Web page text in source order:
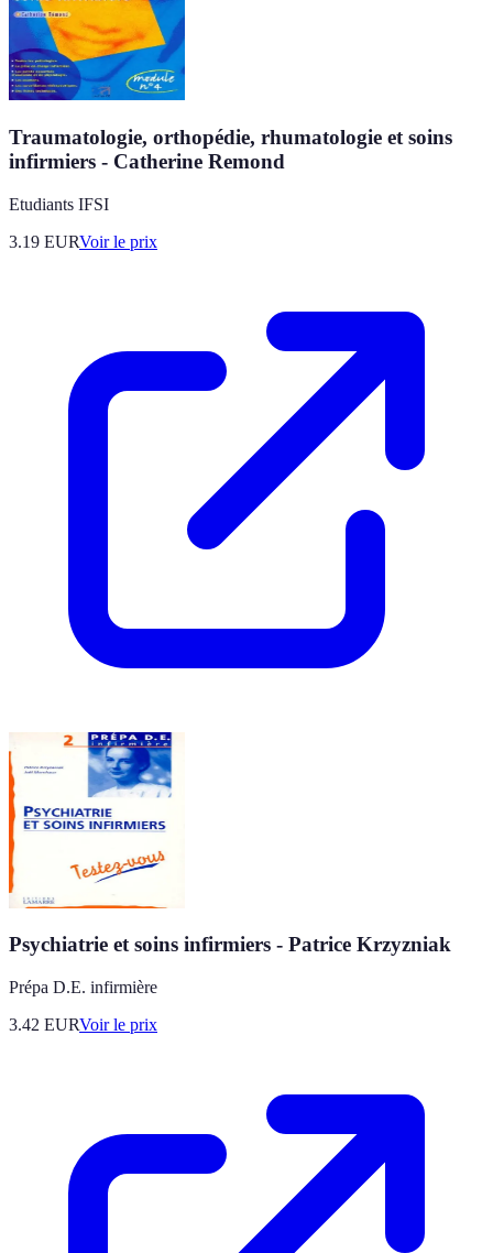
Traumatologie, orthopédie, rhumatologie et soins
infirmiers - Catherine Remond
Etudiants IFSI
3.19 EURVoir le prix
Psychiatrie et soins infirmiers - Patrice Krzyzniak
Prépa D.E. infirmière
3.42 EURVoir le prix